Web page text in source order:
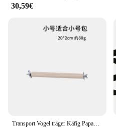
30,59€
Transport Vogel träger Käfig Papagei Rucksack Tasche für Vögel Outdoor-Reisen Kleintiere Ratten Meers chweinchen Sittich Haustier Zubehör